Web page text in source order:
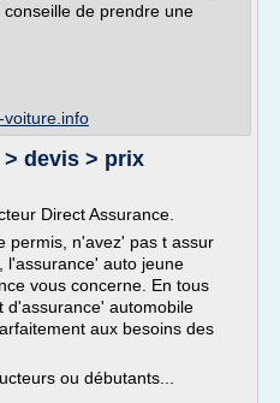
de prendre une
voiture.info
devis > prix
Direct Assurance.
permis, n'avez' pas t assur
l'assurance' auto jeune
vous concerne. En tous
d'assurance' automobile
aux besoins des
ou débutants...